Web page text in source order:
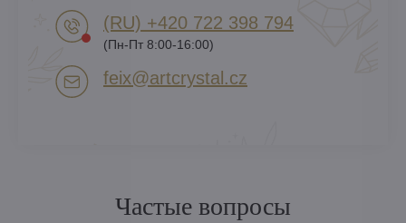
(RU) +420 722 398 794​
(Пн-Пт 8:00-16:00)
feix​@artcrystal​.cz
Частые вопросы